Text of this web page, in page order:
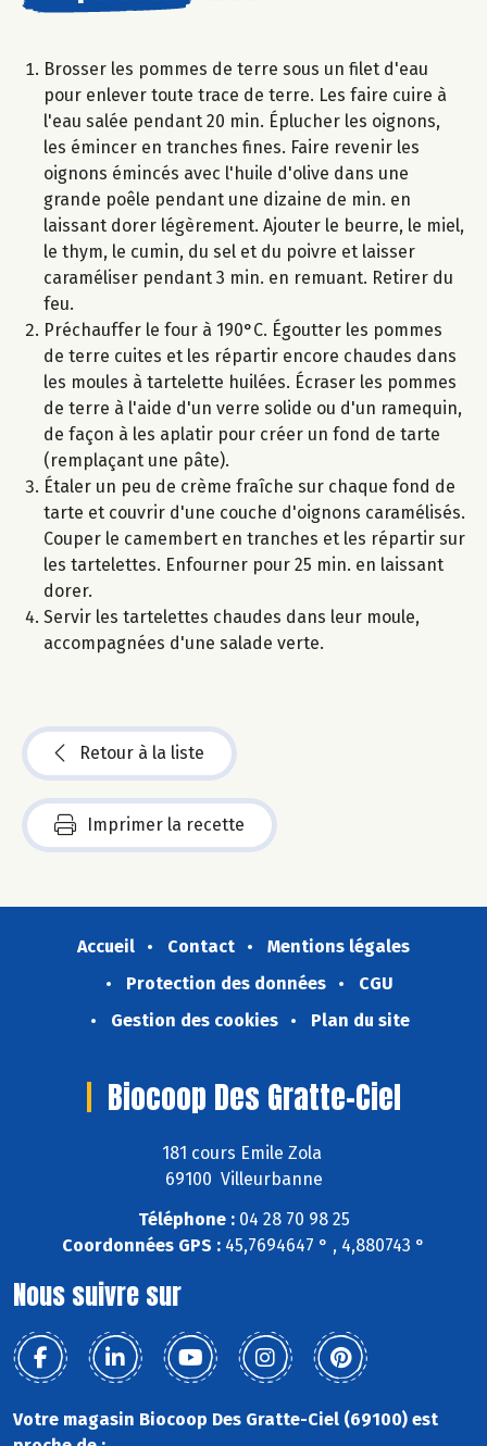
Brosser les pommes de terre sous un filet d'eau
pour enlever toute trace de terre. Les faire cuire à
l'eau salée pendant 20 min. Éplucher les oignons,
les émincer en tranches fines. Faire revenir les
oignons émincés avec l'huile d'olive dans une
grande poêle pendant une dizaine de min. en
laissant dorer légèrement. Ajouter le beurre, le miel,
le thym, le cumin, du sel et du poivre et laisser
caraméliser pendant 3 min. en remuant. Retirer du
feu.
Préchauffer le four à 190°C. Égoutter les pommes
de terre cuites et les répartir encore chaudes dans
les moules à tartelette huilées. Écraser les pommes
de terre à l'aide d'un verre solide ou d'un ramequin,
de façon à les aplatir pour créer un fond de tarte
(remplaçant une pâte).
Étaler un peu de crème fraîche sur chaque fond de
tarte et couvrir d'une couche d'oignons caramélisés.
Couper le camembert en tranches et les répartir sur
les tartelettes. Enfourner pour 25 min. en laissant
dorer.
Servir les tartelettes chaudes dans leur moule,
accompagnées d'une salade verte.
Retour à la liste
Imprimer la recette
Accueil Contact
Mentions légales
Protection des données
CGU
Gestion des cookies
Plan du site
Biocoop Des Gratte-Ciel
181 cours Emile Zola
69100 Villeurbanne
Téléphone :04 28 70 98 25
Coordonnées GPS : 45,7694647 ° , 4,880743 °
Nous suivre sur
Votre magasin Biocoop Des Gratte-Ciel (69100) est